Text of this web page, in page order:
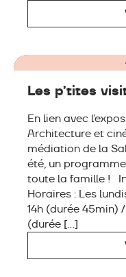
DU 6 AU 22 JUILLET &
Les p’tites
En lien avec
Architecture et
médiation de la
été, un
toute la famille !
Horaires : Les
14h (durée 45min)
(durée […]